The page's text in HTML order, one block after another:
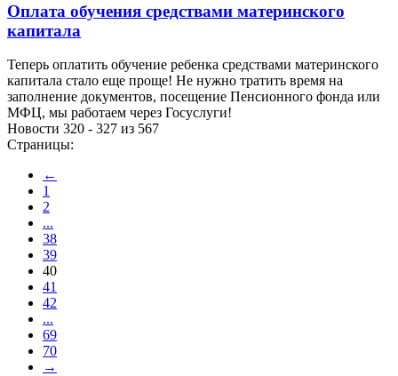
Оплата обучения средствами материнского
капитала
Теперь оплатить обучение ребенка средствами материнского
капитала стало еще проще! Не нужно тратить время на
заполнение документов, посещение Пенсионного фонда или
МФЦ, мы работаем через Госуслуги!
Новости 320 - 327 из 567
Страницы:
←
1
2
...
38
39
40
41
42
...
69
70
→